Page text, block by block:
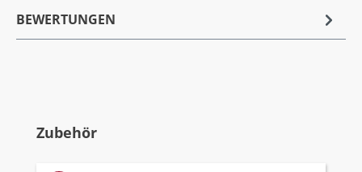
BEWERTUNGEN
Produktgalerie überspringen
Zubehör